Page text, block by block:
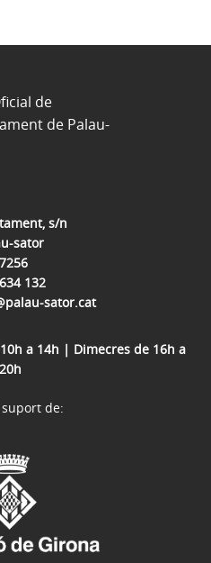
s/n
sator
132
sator.cat
a 14h | Dimecres de 16h a
20h
de
de Palau-
de: